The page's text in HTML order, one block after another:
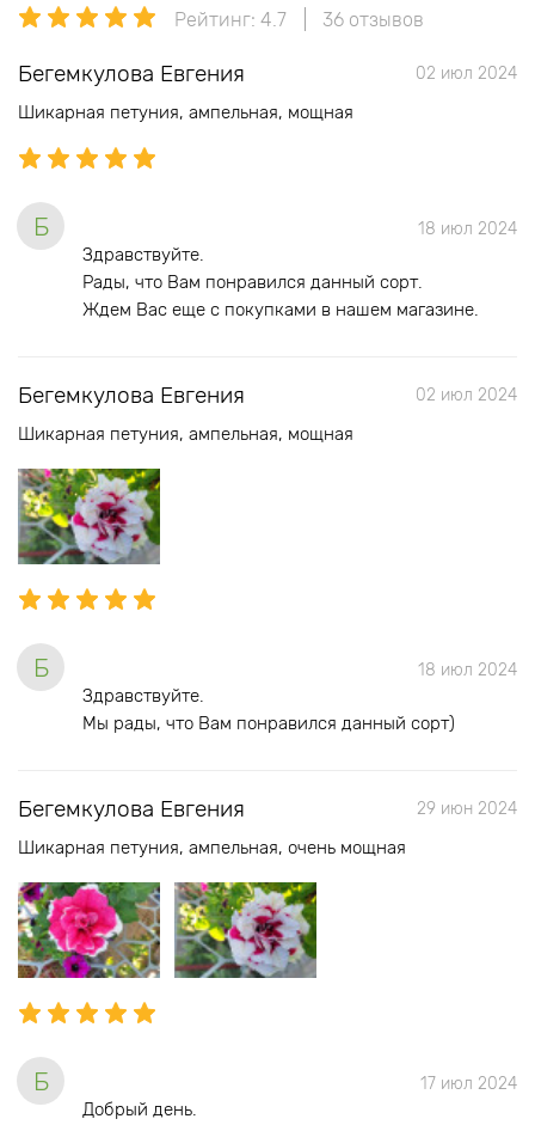
Рейтинг: 4.7 36 отзывов
Бегемкулова Евгения 02 июл 2024
Шикарная петуния, ампельная, мощная
Б 18 июл 2024
Здравствуйте.
Рады, что Вам понравился данный сорт.
Ждем Вас еще с покупками в нашем магазине.
Бегемкулова Евгения 02 июл 2024
Шикарная петуния, ампельная, мощная
Б 18 июл 2024
Здравствуйте.
Мы рады, что Вам понравился данный сорт)
Бегемкулова Евгения 29 июн 2024
Шикарная петуния, ампельная, очень мощная
Б 17 июл 2024
Добрый день.